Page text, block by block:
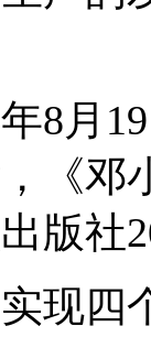
月19
《邓
版社
四